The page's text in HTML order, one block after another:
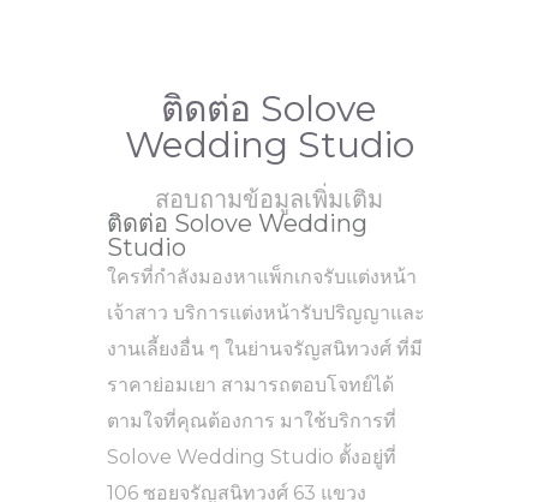
ติดต่อ Solove
Wedding Studio
สอบถามข้อมูลเพิ่มเติม
ติดต่อ Solove Wedding
Studio
ใครที่กำลังมองหาแพ็กเกจรับแต่งหน้า
เจ้าสาว บริการแต่งหน้ารับปริญญาและ
งานเลี้ยงอื่น ๆ ในย่านจรัญสนิทวงศ์ ที่มี
ราคาย่อมเยา สามารถตอบโจทย์ได้
ตามใจที่คุณต้องการ มาใช้บริการที่
Solove Wedding Studio ตั้งอยู่ที่
106 ซอยจรัญสนิทวงศ์ 63 แขวง